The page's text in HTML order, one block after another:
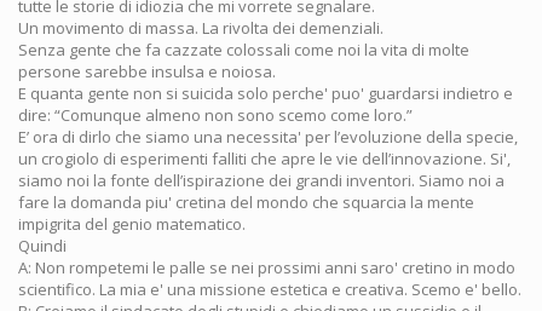
tutte le storie di idiozia che mi vorrete segnalare.
Un movimento di massa. La rivolta dei demenziali.
Senza gente che fa cazzate colossali come noi la vita di molte
persone sarebbe insulsa e noiosa.
E quanta gente non si suicida solo perche' puo' guardarsi indietro e
dire: “Comunque almeno non sono scemo come loro.”
E’ ora di dirlo che siamo una necessita' per l’evoluzione della specie,
un crogiolo di esperimenti falliti che apre le vie dell’innovazione. Si',
siamo noi la fonte dell’ispirazione dei grandi inventori. Siamo noi a
fare la domanda piu' cretina del mondo che squarcia la mente
impigrita del genio matematico.
Quindi
A: Non rompetemi le palle se nei prossimi anni saro' cretino in modo
scientifico. La mia e' una missione estetica e creativa. Scemo e' bello.